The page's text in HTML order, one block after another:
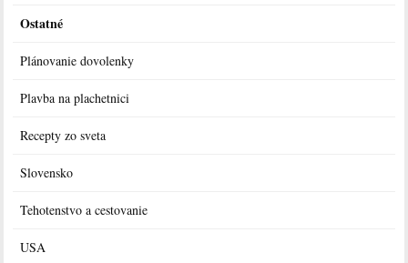
Ostatné
Plánovanie dovolenky
Plavba na plachetnici
Recepty zo sveta
Slovensko
Tehotenstvo a cestovanie
USA